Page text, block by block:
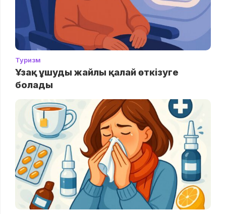
Туризм
Ұзақ ұшуды жайлы қалай өткізуге
болады